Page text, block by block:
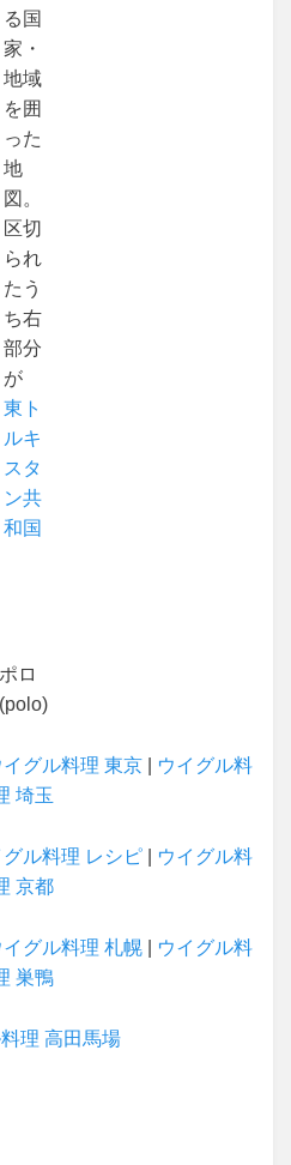
る国
家・
地域
を囲
った
地
図。
区切
られ
たう
ち右
部分
が
東ト
ルキ
スタ
ン共
和国
ポロ
(polo)
イグル料理 東京
ウイグル料
埼玉
グル料理 レシピ
ウイグル料
京都
イグル料理 札幌
ウイグル料
巣鴨
理 高田馬場